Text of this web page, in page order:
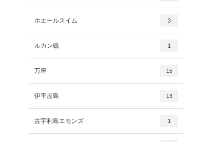
ホエールスイム 3
ルカン礁 1
万座 15
伊平屋島 13
古宇利島エモンズ 1